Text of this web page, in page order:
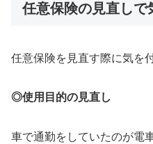
任意保険の見直しで
任意保険を見直す際に気を
◎使用目的の見直し
車で通勤をしていたのが電